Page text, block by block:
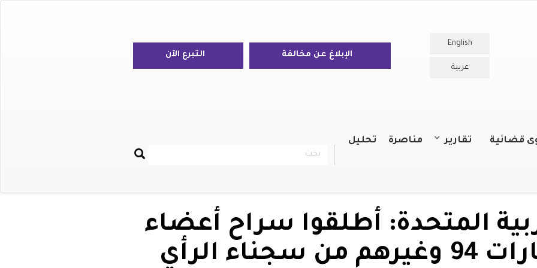
English
عربية
الإبلاغ عن مخالفة التبرع الآن
قضائية تقارير مناصرة تحليل
Rechercher
بحث
المتحدة: أطلقوا سراح أعضاء
الرأي